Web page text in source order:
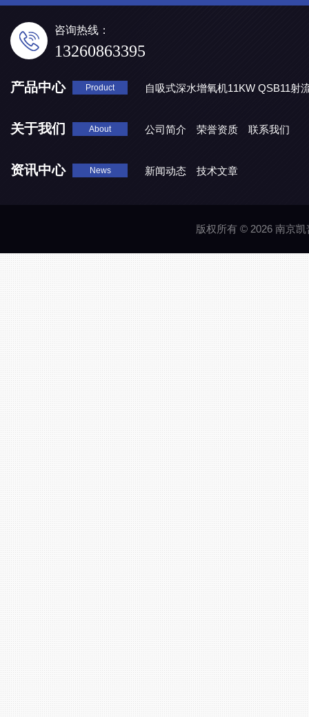
咨询热线：
13260863395
产品中心 Product
自吸式深水增氧机11KW QSB11射
关于我们 About 公司简介 荣誉资质 联系我们
资讯中心 News 新闻动态 技术文章
版权所有 © 2026 南京